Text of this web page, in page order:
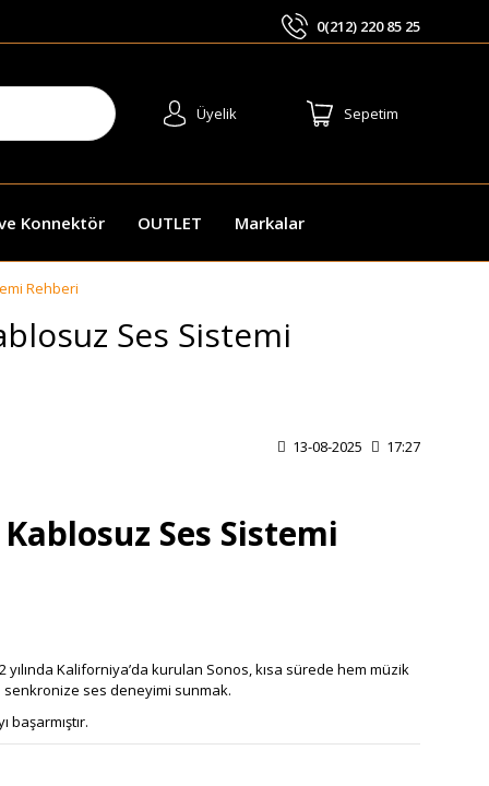
0(212) 220 85 25
Üyelik Sepetim
Konnektör OUTLET Markalar
Rehberi
Ses Sistemi
13-08-2025 17:27
Ses Sistemi
Kaliforniya’da kurulan Sonos, kısa sürede hem müzik
senkronize ses deneyimi sunmak.